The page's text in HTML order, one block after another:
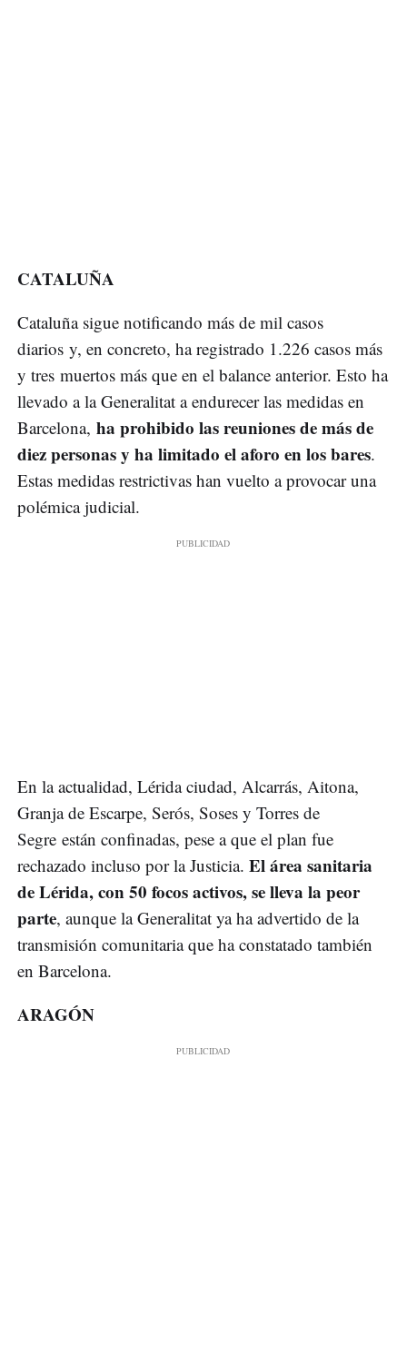
CATALUÑA
Cataluña sigue notificando más de mil casos
diarios y, en concreto, ha registrado 1.226 casos más
y tres muertos más que en el balance anterior. Esto ha
llevado a la Generalitat a endurecer las medidas en
Barcelona, ha prohibido las reuniones de más de
diez personas y ha limitado el aforo en los bares.
Estas medidas restrictivas han vuelto a provocar una
polémica judicial.
En la actualidad, Lérida ciudad, Alcarrás, Aitona,
Granja de Escarpe, Serós, Soses y Torres de
Segre están confinadas, pese a que el plan fue
rechazado incluso por la Justicia. El área sanitaria
de Lérida, con 50 focos activos, se lleva la peor
parte, aunque la Generalitat ya ha advertido de la
transmisión comunitaria que ha constatado también
en Barcelona.
ARAGÓN